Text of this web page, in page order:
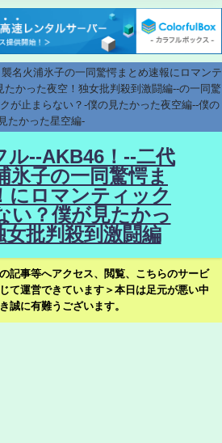
名火浦氷子の一同驚愕まとめ速報にロマンテ
たかった夜空！独女批判殺到激闘編--の一同驚
が止まらない？-僕の見たかった夜空編--僕の
見たかった星空編-
ル--AKB46！--二代
氷子の一同驚愕ま
にロマンティック
い？僕が見たかっ
女批判殺到激闘編
記事等へアクセス、閲覧、こちらのサービ
て運営できています＞本日は足元が悪い中
誠に有難うございます。